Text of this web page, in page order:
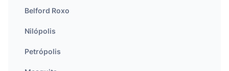
Belford Roxo
Nilópolis
Petrópolis